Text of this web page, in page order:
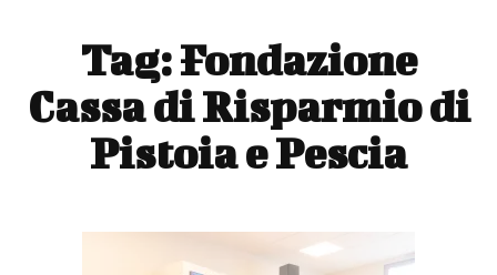
Tag:Fondazione
Cassa di Risparmio di
Pistoia e Pescia